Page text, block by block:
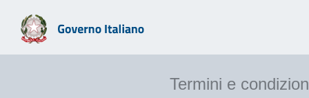
Termini e